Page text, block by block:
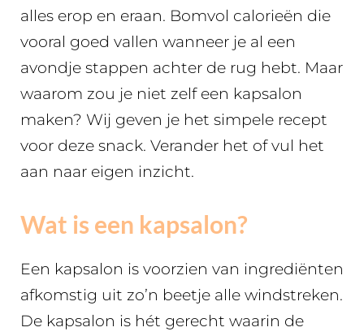
alles erop en eraan. Bomvol calorieën die
vooral goed vallen wanneer je al een
avondje stappen achter de rug hebt. Maar
waarom zou je niet zelf een kapsalon
maken? Wij geven je het simpele recept
voor deze snack. Verander het of vul het
aan naar eigen inzicht.
Wat is een kapsalon?
Een kapsalon is voorzien van ingrediënten
afkomstig uit zo’n beetje alle windstreken.
De kapsalon is hét gerecht waarin de